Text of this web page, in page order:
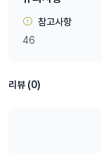
참고사항
46
리뷰 (0)